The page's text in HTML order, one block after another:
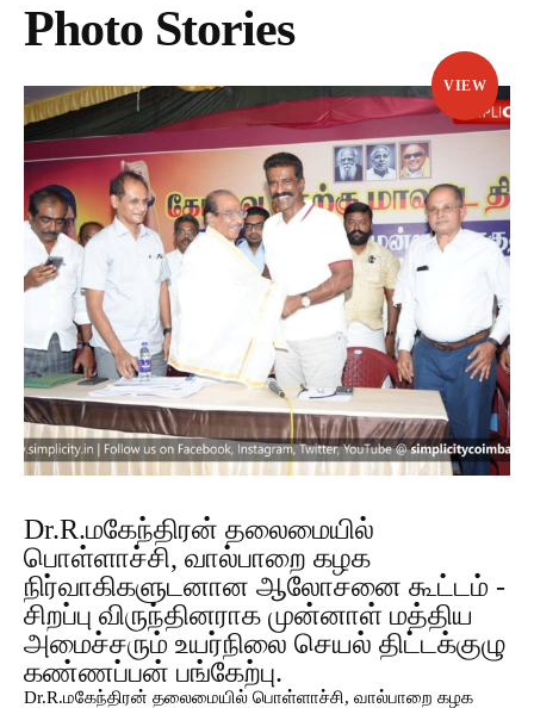
Photo Stories
VIEW
Dr.R.மகேந்திரன் தலைமையில்
பொள்ளாச்சி, வால்பாறை கழக
நிர்வாகிகளுடனான ஆலோசனை கூட்டம் -
சிறப்பு விருந்தினராக முன்னாள் மத்திய
அமைச்சரும் உயர்நிலை செயல் திட்டக்குழு
கண்ணப்பன் பங்கேற்பு.
Dr.R.மகேந்திரன் தலைமையில் பொள்ளாச்சி, வால்பாறை கழக